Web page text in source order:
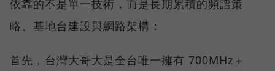
依靠的不是單一技術，而是長期累積的頻譜策
略、基地台建設與網路架構：
首先，台灣大哥大是全台唯一擁有 700MHz＋